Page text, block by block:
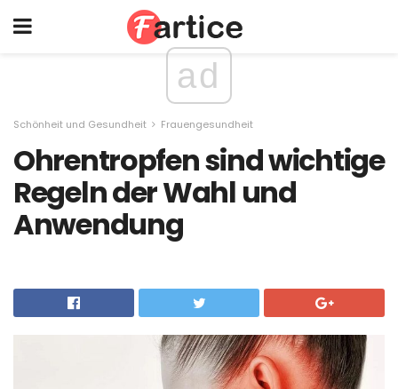
ad
Schönheit und Gesundheit Frauengesundheit
Ohrentropfen sind wichtige
Regeln der Wahl und
Anwendung